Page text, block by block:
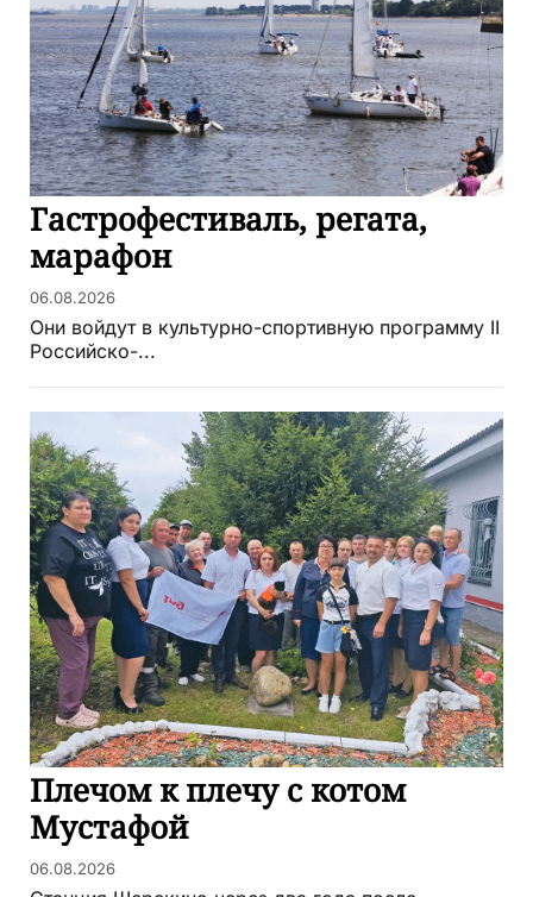
Гастрофестиваль, регата,
марафон
06.08.2026
Они войдут в культурно-спортивную программу II
Российско-...
Плечом к плечу с котом
Мустафой
06.08.2026